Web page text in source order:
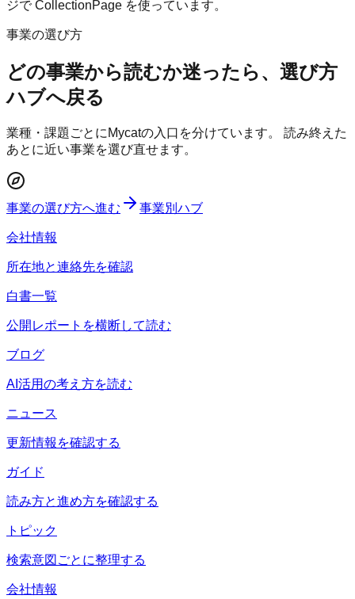
ジで CollectionPage を使っています。
事業の選び方
どの事業から読むか迷ったら、選び方
ハブへ戻る
業種・課題ごとにMycatの入口を分けています。 読み終えた
あとに近い事業を選び直せます。
事業の選び方へ進む 事業別ハブ
会社情報
所在地と連絡先を確認
白書一覧
公開レポートを横断して読む
ブログ
AI活用の考え方を読む
ニュース
更新情報を確認する
ガイド
読み方と進め方を確認する
トピック
検索意図ごとに整理する
会社情報